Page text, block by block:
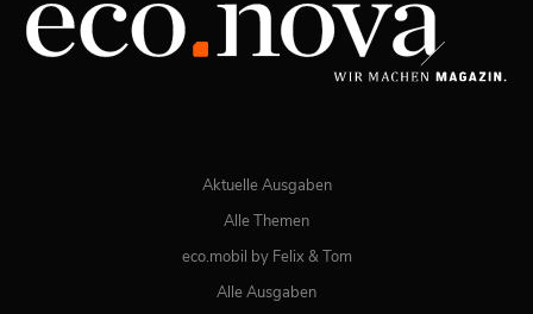
JETZT BESTELLEN
Aktuelle Ausgaben
Alle Themen
eco.mobil by Felix & Tom
Alle Ausgaben